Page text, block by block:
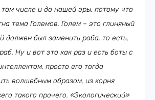
том числе и до нашей эры, потому что
тема Големов. Голем – это глиняный
должен был заменить раба, то есть,
Ну и вот это как раз и есть боты с
просто его тогда
волшебным образом, из корня
такого прочего. «Экологический»